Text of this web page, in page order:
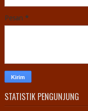
Pesan *
STATISTIK PENGUNJUNG